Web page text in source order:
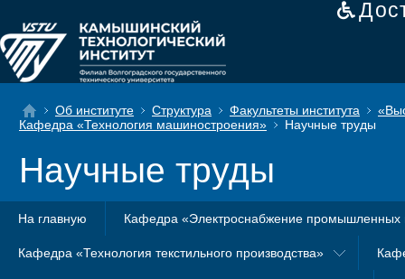
Об институте Структура Факультеты института
Кафедра «Технология машиностроения»
Научные труды
Научные труды
На главную Кафедра «Электроснабжение промышленных
Кафедра «Технология текстильного производства»